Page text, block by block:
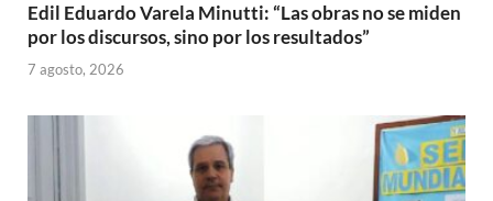
Edil Eduardo Varela Minutti: “Las obras no se miden
por los discursos, sino por los resultados”
7 agosto, 2026